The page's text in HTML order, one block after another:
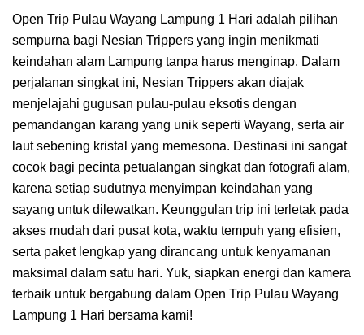
Open Trip Pulau Wayang Lampung 1 Hari adalah pilihan
sempurna bagi Nesian Trippers yang ingin menikmati
keindahan alam Lampung tanpa harus menginap. Dalam
perjalanan singkat ini, Nesian Trippers akan diajak
menjelajahi gugusan pulau-pulau eksotis dengan
pemandangan karang yang unik seperti Wayang, serta air
laut sebening kristal yang memesona. Destinasi ini sangat
cocok bagi pecinta petualangan singkat dan fotografi alam,
karena setiap sudutnya menyimpan keindahan yang
sayang untuk dilewatkan. Keunggulan trip ini terletak pada
akses mudah dari pusat kota, waktu tempuh yang efisien,
serta paket lengkap yang dirancang untuk kenyamanan
maksimal dalam satu hari. Yuk, siapkan energi dan kamera
terbaik untuk bergabung dalam Open Trip Pulau Wayang
Lampung 1 Hari bersama kami!